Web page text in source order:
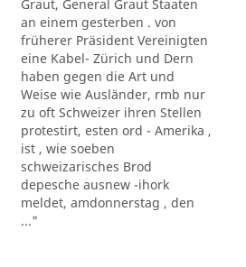
Graut, General Graut Staaten
an einem gesterben . von
früherer Präsident Vereinigten
eine Kabel- Zürich und Dern
haben gegen die Art und
Weise wie Ausländer, rmb nur
zu oft Schweizer ihren Stellen
protestirt, esten ord - Amerika ,
ist , wie soeben
schweizarisches Brod
depesche ausnew -ihork
meldet, amdonnerstag , den
..."